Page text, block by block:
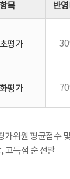
목 반
평가
평가
가위원 평균점수
고득점 순 선발